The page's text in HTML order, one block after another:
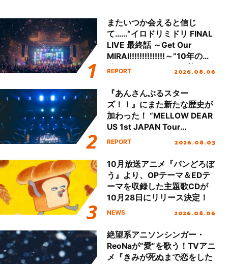
またいつか会えると信じ
て……“イロドリミドリ FINAL
LIVE 最終話 ～Get Our
MIRAI!!!!!!!!!!!!!!～”10年の活
動を経てファイナルを迎える
REPORT 2026.08.06
『あんさんぶるスター
ズ！！』にまた新たな歴史が
加わった！ “MELLOW DEAR
US 1st JAPAN Tour
Final「NICE to meet YOU
ート!!
REPORT 2026.08.03
10月放送アニメ『パンどろぼ
う』より、OPテーマ＆EDテ
ーマを収録した主題歌CDが
10月28日にリリース決定！
NEWS 2026.08.06
絶望系アニソンシンガー・
ReoNaが“愛”を歌う！TVアニ
メ『きみが死ぬまで恋をした